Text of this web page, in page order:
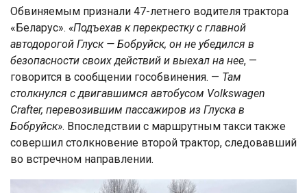
Обвиняемым признали 47-летнего водителя трактора
«Беларус». «Подъехав к перекрестку с главной
автодорогой Глуск — Бобруйск, он не убедился в
безопасности своих действий и выехал на нее, —
говорится в сообщении гособвинения. — Там
столкнулся с двигавшимся автобусом Volkswagen
Crafter, перевозившим пассажиров из Глуска в
Бобруйск». Впоследствии с маршрутным такси также
совершил столкновение второй трактор, следовавший
во встречном направлении.